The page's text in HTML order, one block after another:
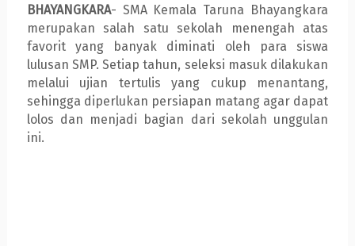
BHAYANGKARA- SMA Kemala Taruna Bhayangkara
merupakan salah satu sekolah menengah atas
favorit yang banyak diminati oleh para siswa
lulusan SMP. Setiap tahun, seleksi masuk dilakukan
melalui ujian tertulis yang cukup menantang,
sehingga diperlukan persiapan matang agar dapat
lolos dan menjadi bagian dari sekolah unggulan
ini.